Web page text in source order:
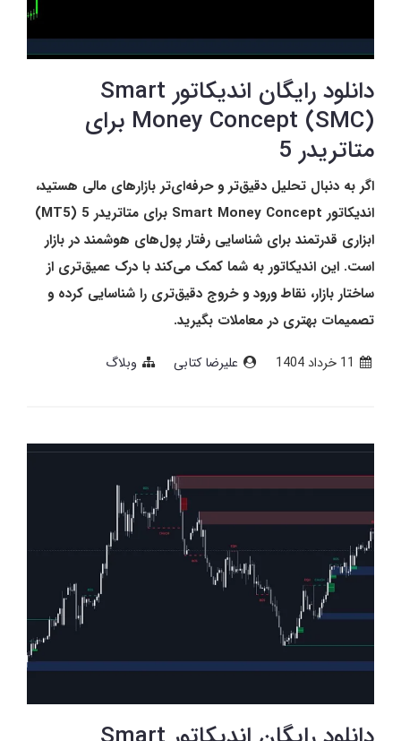
دانلود رایگان اندیکاتور Smart
Money Concept (SMC) برای
متاتریدر 5
اگر به دنبال تحلیل دقیق‌تر و حرفه‌ای‌تر بازارهای مالی هستید،
اندیکاتور Smart Money Concept برای متاتریدر 5 (MT5)
ابزاری قدرتمند برای شناسایی رفتار پول‌های هوشمند در بازار
است. این اندیکاتور به شما کمک می‌کند با درک عمیق‌تری از
ساختار بازار، نقاط ورود و خروج دقیق‌تری را شناسایی کرده و
تصمیمات بهتری در معاملات بگیرید.
11 خرداد 1404 علیرضا کتابی وبلاگ